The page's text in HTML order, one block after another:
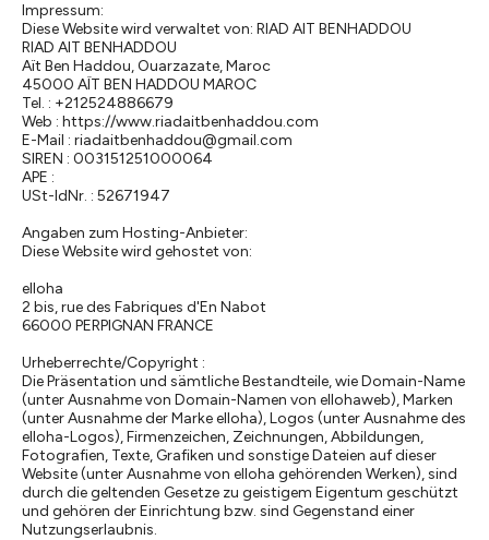
Impressum:
Diese Website wird verwaltet von: RIAD AIT BENHADDOU
RIAD AIT BENHADDOU
Aït Ben Haddou, Ouarzazate, Maroc
45000 AÏT BEN HADDOU MAROC
Tel. : +212524886679
Web : https://www.riadaitbenhaddou.com
E-Mail : riadaitbenhaddou@gmail.com
SIREN : 003151251000064
APE :
USt-IdNr. : 52671947
Angaben zum Hosting-Anbieter:
Diese Website wird gehostet von:
elloha
2 bis, rue des Fabriques d'En Nabot
66000 PERPIGNAN FRANCE
Urheberrechte/Copyright :
Die Präsentation und sämtliche Bestandteile, wie Domain-Name
(unter Ausnahme von Domain-Namen von ellohaweb), Marken
(unter Ausnahme der Marke elloha), Logos (unter Ausnahme des
elloha-Logos), Firmenzeichen, Zeichnungen, Abbildungen,
Fotografien, Texte, Grafiken und sonstige Dateien auf dieser
Website (unter Ausnahme von elloha gehörenden Werken), sind
durch die geltenden Gesetze zu geistigem Eigentum geschützt
und gehören der Einrichtung bzw. sind Gegenstand einer
Nutzungserlaubnis.